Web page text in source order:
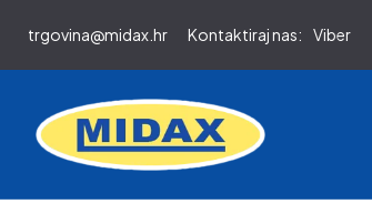
trgovina@midax.hr Kontaktiraj nas: Viber